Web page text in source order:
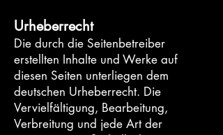
Urheberrecht
Die durch die Seitenbetreiber
erstellten Inhalte und Werke auf
diesen Seiten unterliegen dem
deutschen Urheberrecht. Die
Vervielfältigung, Bearbeitung,
Verbreitung und jede Art der